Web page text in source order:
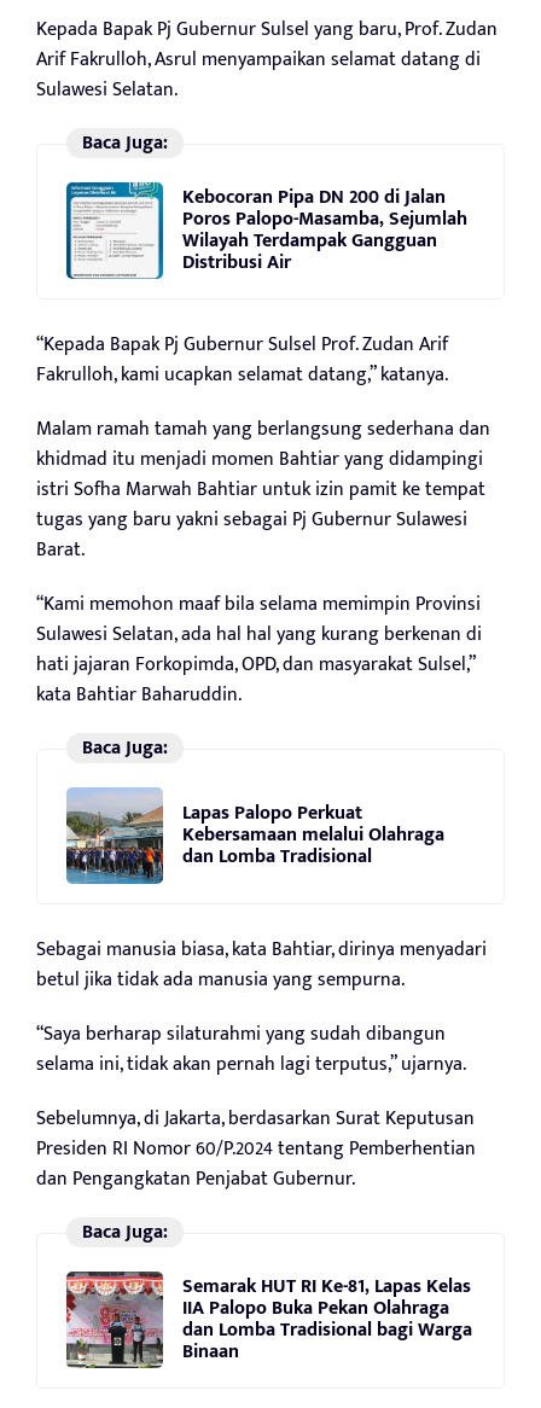
Kepada Bapak Pj Gubernur Sulsel yang baru, Prof. Zudan
Arif Fakrulloh, Asrul menyampaikan selamat datang di
Sulawesi Selatan.
Baca Juga:
Kebocoran Pipa DN 200 di Jalan
Poros Palopo-Masamba, Sejumlah
Wilayah Terdampak Gangguan
Distribusi Air
“Kepada Bapak Pj Gubernur Sulsel Prof. Zudan Arif
Fakrulloh, kami ucapkan selamat datang,” katanya.
Malam ramah tamah yang berlangsung sederhana dan
khidmad itu menjadi momen Bahtiar yang didampingi
istri Sofha Marwah Bahtiar untuk izin pamit ke tempat
tugas yang baru yakni sebagai Pj Gubernur Sulawesi
Barat.
“Kami memohon maaf bila selama memimpin Provinsi
Sulawesi Selatan, ada hal hal yang kurang berkenan di
hati jajaran Forkopimda, OPD, dan masyarakat Sulsel,”
kata Bahtiar Baharuddin.
Baca Juga:
Lapas Palopo Perkuat
Kebersamaan melalui Olahraga
dan Lomba Tradisional
Sebagai manusia biasa, kata Bahtiar, dirinya menyadari
betul jika tidak ada manusia yang sempurna.
“Saya berharap silaturahmi yang sudah dibangun
selama ini, tidak akan pernah lagi terputus,” ujarnya.
Sebelumnya, di Jakarta, berdasarkan Surat Keputusan
Presiden RI Nomor 60/P.2024 tentang Pemberhentian
dan Pengangkatan Penjabat Gubernur.
Baca Juga:
Semarak HUT RI Ke-81, Lapas Kelas
IIA Palopo Buka Pekan Olahraga
dan Lomba Tradisional bagi Warga
Binaan